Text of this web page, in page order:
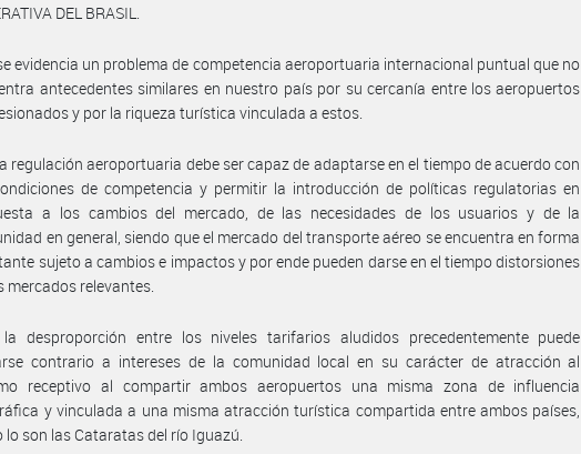
DEL BRASIL.
evidencia un problema de competencia aeroportuaria internacional puntual que no
antecedentes similares en nuestro país por su cercanía entre los aeropuertos
y por la riqueza turística vinculada a estos.
regulación aeroportuaria debe ser capaz de adaptarse en el tiempo de acuerdo con
de competencia y permitir la introducción de políticas regulatorias en
a los cambios del mercado, de las necesidades de los usuarios y de la
en general, siendo que el mercado del transporte aéreo se encuentra en forma
sujeto a cambios e impactos y por ende pueden darse en el tiempo distorsiones
mercados relevantes.
la desproporción entre los niveles tarifarios aludidos precedentemente puede
contrario a intereses de la comunidad local en su carácter de atracción al
receptivo al compartir ambos aeropuertos una misma zona de influencia
y vinculada a una misma atracción turística compartida entre ambos países,
lo son las Cataratas del río Iguazú.